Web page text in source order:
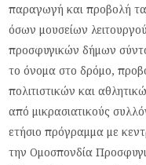
παραγωγή και προβολή
όσων μουσείων
προσφυγικών δήμων
το όνομα στο δρόμο,
πολιτιστικών και
από μικρασιατικούς
ετήσιο πρόγραμμα με
την Ομοσπονδία